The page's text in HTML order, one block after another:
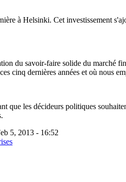
à Helsinki. Cet investissement
du savoir-faire solide du marché
cinq dernières années et où nous
que les décideurs politiques
5, 2013 - 16:52